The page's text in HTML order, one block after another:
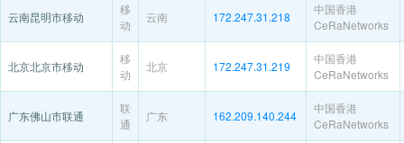
云南昆明市移动
移
动
云南 172.247.31.218
中国香港
CeRaNetworks
北京北京市移动
移
动
北京 172.247.31.219
中国香港
CeRaNetworks
广东佛山市联通
联
通
广东 162.209.140.244
中国香港
CeRaNetworks